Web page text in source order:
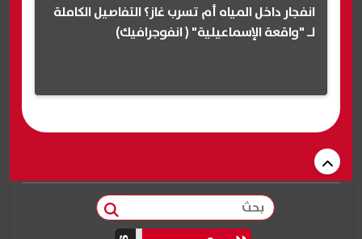
انفجار داخل المياه أم تسرب غاز؟ التفاصيل الكاملة
لـ "واقعة الإسماعيلية" ( انفوجرافيك)
بحث